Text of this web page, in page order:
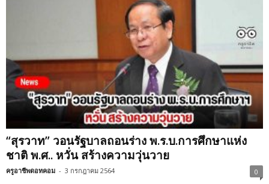
“สุรวาท” วอนรัฐบาลถอนร่าง พ.ร.บ.การศึกษาแห่ง
ชาติ พ.ศ.. หวั่น สร้างความวุ่นวาย
ครูอาชีพดอทคอม - 3 กรกฎาคม 2564 0